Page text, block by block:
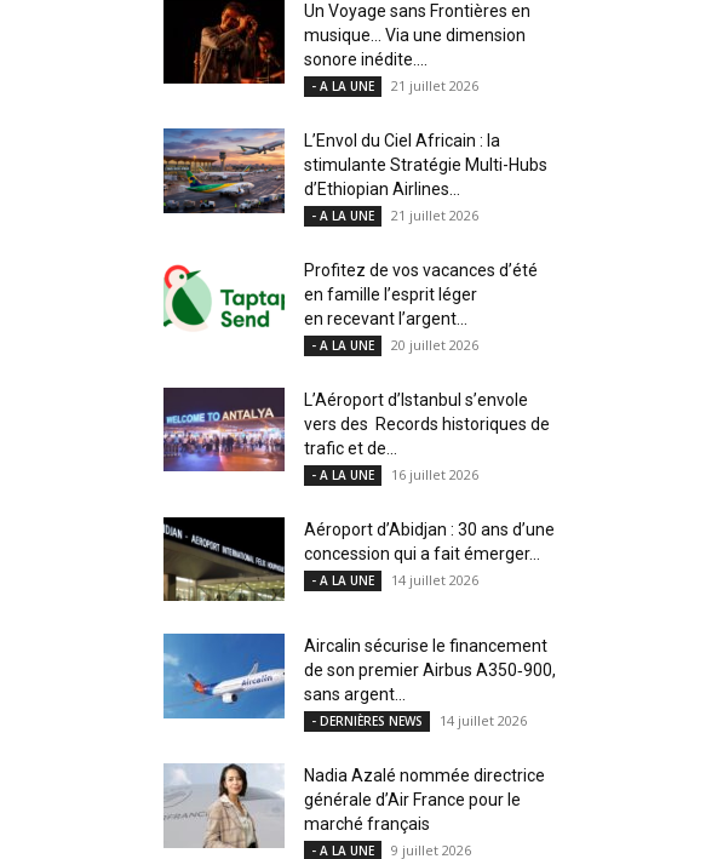
Un Voyage sans Frontières en
musique… Via une dimension
sonore inédite....
- A LA UNE 21 juillet 2026
L’Envol du Ciel Africain : la
stimulante Stratégie Multi-Hubs
d’Ethiopian Airlines...
- A LA UNE 21 juillet 2026
Profitez de vos vacances d’été
en famille l’esprit léger
en recevant l’argent...
- A LA UNE 20 juillet 2026
L’Aéroport d’Istanbul s’envole
vers des Records historiques de
trafic et de...
- A LA UNE 16 juillet 2026
Aéroport d’Abidjan : 30 ans d’une
concession qui a fait émerger...
- A LA UNE 14 juillet 2026
Aircalin sécurise le financement
de son premier Airbus A350‑900,
sans argent...
- DERNIÈRES NEWS 14 juillet 2026
Nadia Azalé nommée directrice
générale d’Air France pour le
marché français
- A LA UNE 9 juillet 2026